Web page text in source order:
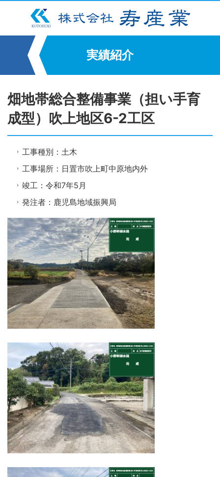
実績紹介
畑地帯総合整備事業（担い手育
成型）吹上地区6-2工区
工事種別：土木
工事場所：日置市吹上町中原地内外
竣工：令和7年5月
発注者：鹿児島地域振興局